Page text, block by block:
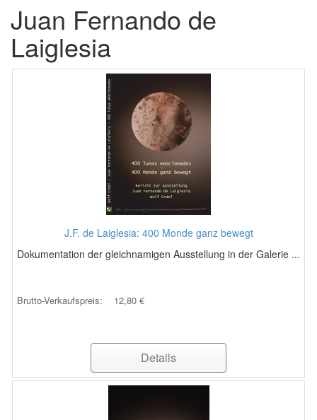
Juan Fernando de
Laiglesia
J.F. de Laiglesia: 400 Monde ganz bewegt
Dokumentation der gleichnamigen Ausstellung in der Galerie ...
Brutto-Verkaufspreis: 12,80 €
Details